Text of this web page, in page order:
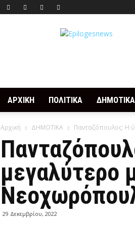
Epilogesnews
ΑΡΧΙΚΗ ΠΟΛΙΤΙΚΑ ΔΗΜΟΤΙΚΑ
Αρχική ΔΗΜΟΤΙΚΑ Πανταζόπουλος: Η
μεγαλύτερο
29 Δεκεμβρίου, 2022